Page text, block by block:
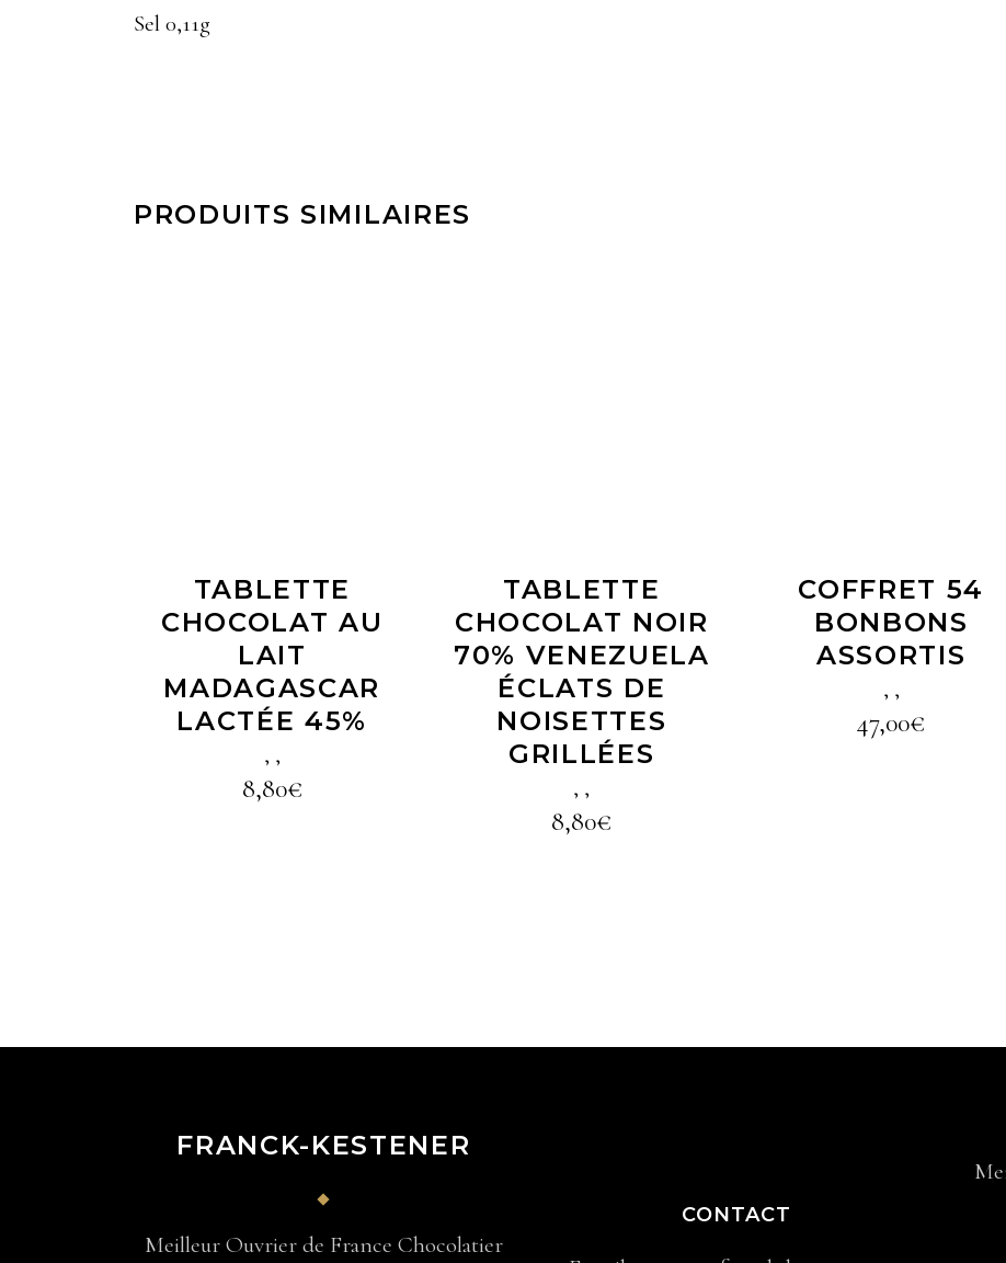
Sel 0,11g
PRODUITS SIMILAIRES
TABLETTE
CHOCOLAT AU
LAIT
MADAGASCAR
LACTÉE 45%
, ,
8,80€
TABLETTE
CHOCOLAT NOIR
70% VENEZUELA
ÉCLATS DE
NOISETTES
GRILLÉES
, ,
8,80€
COFFRET 54
BONBONS
ASSORTIS
, ,
47,00€
FRANCK-KESTENER
Meilleur Ouvrier de France Chocolatier
CONTACT